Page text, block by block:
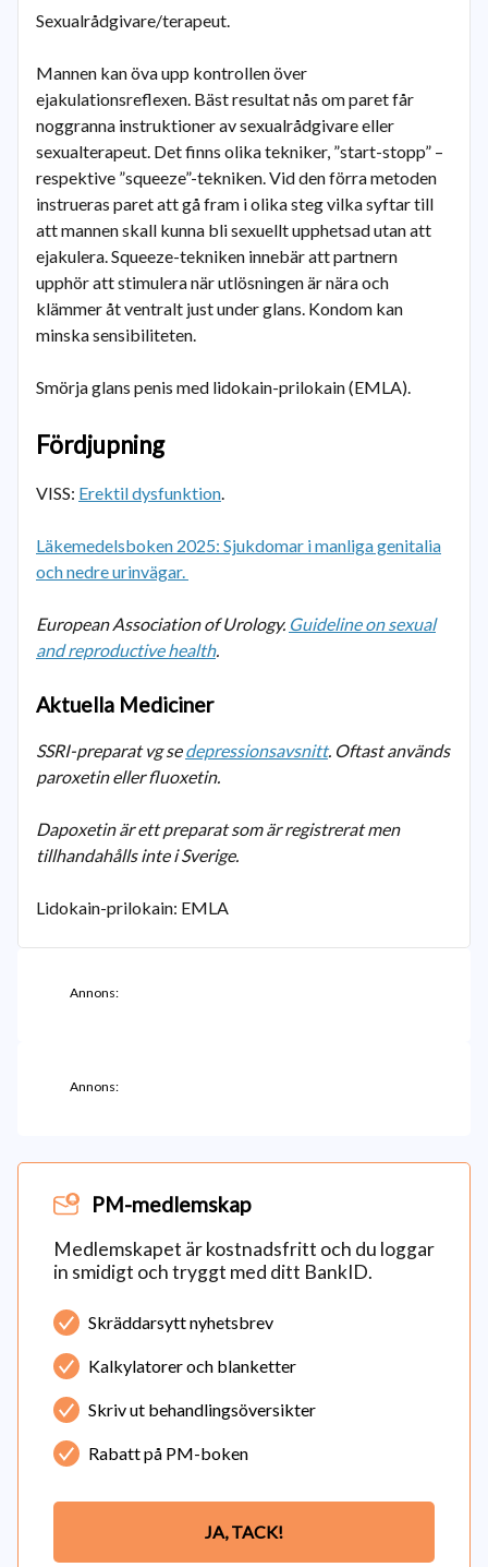
Sexualrådgivare/terapeut.
Mannen kan öva upp kontrollen över
ejakulationsreflexen. Bäst resultat nås om paret får
noggranna instruktioner av sexualrådgivare eller
sexualterapeut. Det finns olika tekniker, ”start-stopp” –
respektive ”squeeze”-tekniken. Vid den förra metoden
instrueras paret att gå fram i olika steg vilka syftar till
att mannen skall kunna bli sexuellt upphetsad utan att
ejakulera. Squeeze-tekniken innebär att partnern
upphör att stimulera när utlösningen är nära och
klämmer åt ventralt just under glans. Kondom kan
minska sensibiliteten.
Smörja glans penis med lidokain-prilokain (EMLA).
Fördjupning
VISS: Erektil dysfunktion.
Läkemedelsboken 2025: Sjukdomar i manliga genitalia
och nedre urinvägar.
European Association of Urology. Guideline on sexual
and reproductive health.
Aktuella Mediciner
SSRI-preparat vg sedepressionsavsnitt. Oftast används
paroxetin eller fluoxetin.
Dapoxetin är ett preparat som är registrerat men
tillhandahålls inte i Sverige.
Lidokain-prilokain: EMLA
Annons:
Annons:
PM-medlemskap
Medlemskapet är kostnadsfritt och du loggar
in smidigt och tryggt med ditt BankID.
Skräddarsytt nyhetsbrev
Kalkylatorer och blanketter
Skriv ut behandlingsöversikter
Rabatt på PM-boken
JA, TACK!